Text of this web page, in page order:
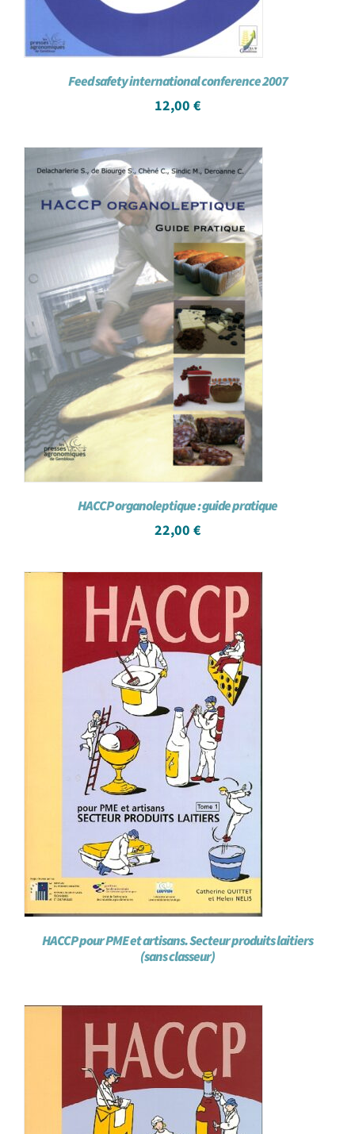
Feed safety international conference 2007
12,00 €
HACCP organoleptique : guide pratique
22,00 €
HACCP pour PME et artisans. Secteur produits laitiers
(sans classeur)